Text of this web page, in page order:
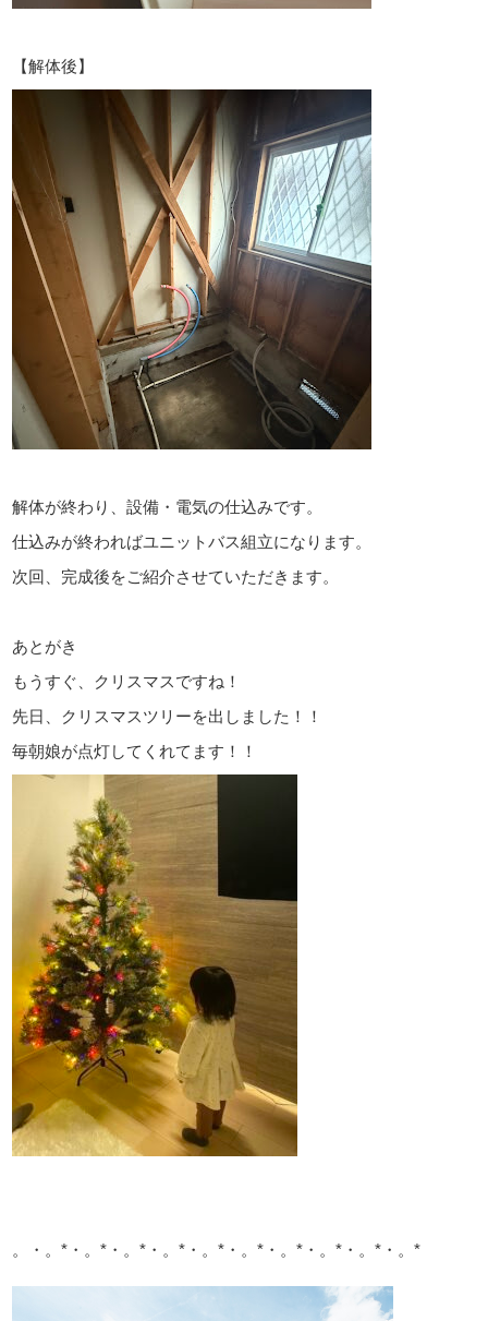
【解体後】
解体が終わり、設備・電気の仕込みです。
仕込みが終わればユニットバス組立になります。
次回、完成後をご紹介させていただきます。
あとがき
もうすぐ、クリスマスですね！
先日、クリスマスツリーを出しました！！
毎朝娘が点灯してくれてます！！
。・。*・。*・。*・。*・。*・。*・。*・。*・。*・。*